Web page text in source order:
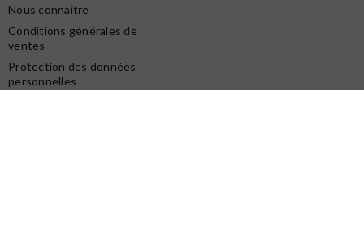
Nous connaitre
Conditions générales de
ventes
Protection des données
personnelles